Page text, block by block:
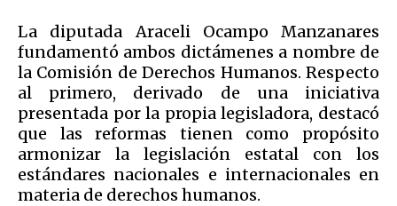
La diputada Araceli Ocampo Manzanares
fundamentó ambos dictámenes a nombre de
la Comisión de Derechos Humanos. Respecto
al primero, derivado de una iniciativa
presentada por la propia legisladora, destacó
que las reformas tienen como propósito
armonizar la legislación estatal con los
estándares nacionales e internacionales en
materia de derechos humanos.